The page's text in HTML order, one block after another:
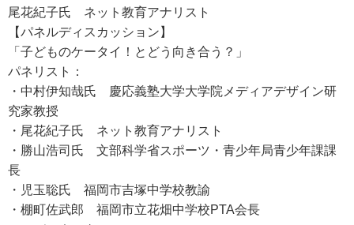
尾花紀子氏 ネット教育アナリスト
【パネルディスカッション】
「子どものケータイ！とどう向き合う？」
パネリスト：
・中村伊知哉氏 慶応義塾大学大学院メディアデザイン研
究家教授
・尾花紀子氏 ネット教育アナリスト
・勝山浩司氏 文部科学省スポーツ・青少年局青少年課課
長
・児玉聡氏 福岡市吉塚中学校教諭
・棚町佐武郎 福岡市立花畑中学校PTA会長